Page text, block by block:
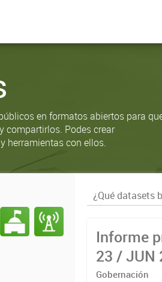
en formatos abiertos para
compartirlos. Podes crear
herramientas con ellos.
Informe
23 / JUN
Gobernación